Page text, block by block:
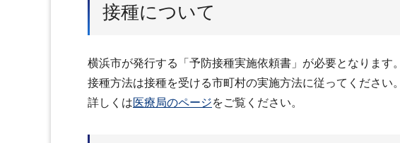
接種について
横浜市が発行する「予防接種実施依頼書」が必要となります
接種方法は接種を受ける市町村の実施方法に従ってください。
詳しくは医療局のページをご覧ください。